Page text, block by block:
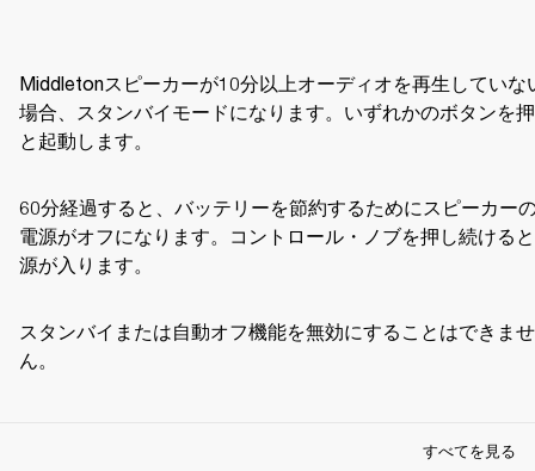
Middletonスピーカーが10分以上オーディオを再生していな
場合、スタンバイモードになります。いずれかのボタンを
と起動します。
60分経過すると、バッテリーを節約するためにスピーカー
電源がオフになります。コントロール・ノブを押し続ける
源が入ります。
スタンバイまたは自動オフ機能を無効にすることはできませ
ん。
すべてを見る